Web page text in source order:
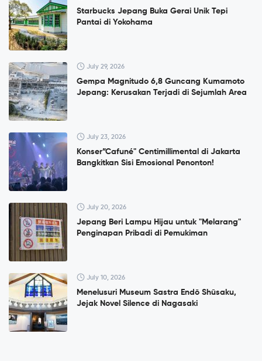
Starbucks Jepang Buka Gerai Unik Tepi
Pantai di Yokohama
July 29, 2026
Gempa Magnitudo 6,8 Guncang Kumamoto
Jepang: Kerusakan Terjadi di Sejumlah Area
July 23, 2026
Konser”Cafuné" Centimillimental di Jakarta
Bangkitkan Sisi Emosional Penonton!
July 20, 2026
Jepang Beri Lampu Hijau untuk "Melarang"
Penginapan Pribadi di Pemukiman
July 10, 2026
Menelusuri Museum Sastra Endō Shūsaku,
Jejak Novel Silence di Nagasaki